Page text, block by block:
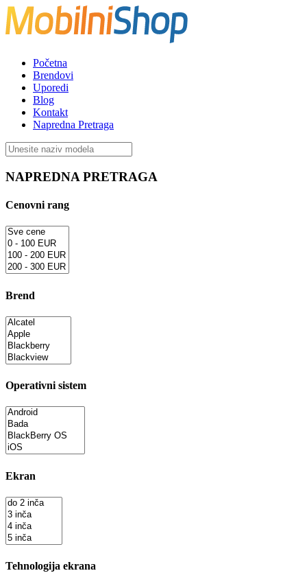
Početna
Brendovi
Uporedi
Blog
Kontakt
Napredna Pretraga
NAPREDNA PRETRAGA
Cenovni rang
Brend
Operativni sistem
Ekran
Tehnologija ekrana